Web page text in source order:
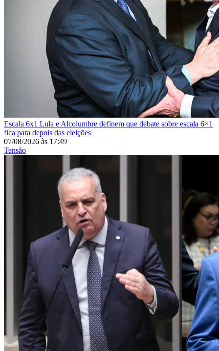
Escala 6x1 Lula e Alcolumbre definem que debate sobre escala 6×1
fica para depois das eleições
07/08/2026 às 17:49
Tensão